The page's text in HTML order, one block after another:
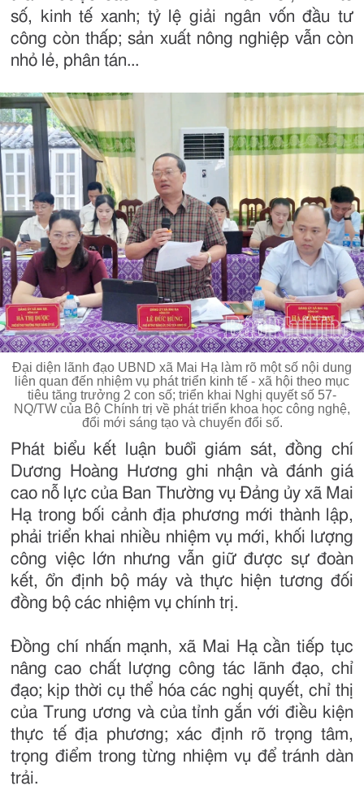
số, kinh tế xanh; tỷ lệ giải ngân vốn đầu tư
công còn thấp; sản xuất nông nghiệp vẫn còn
nhỏ lẻ, phân tán...
Đại diện lãnh đạo UBND xã Mai Hạ làm rõ một số nội dung
liên quan đến nhiệm vụ phát triển kinh tế - xã hội theo mục
tiêu tăng trưởng 2 con số; triển khai Nghị quyết số 57-
NQ/TW của Bộ Chính trị về phát triển khoa học công nghệ,
đổi mới sáng tạo và chuyển đổi số.
Phát biểu kết luận buổi giám sát, đồng chí
Dương Hoàng Hương ghi nhận và đánh giá
cao nỗ lực của Ban Thường vụ Đảng ủy xã Mai
Hạ trong bối cảnh địa phương mới thành lập,
phải triển khai nhiều nhiệm vụ mới, khối lượng
công việc lớn nhưng vẫn giữ được sự đoàn
kết, ổn định bộ máy và thực hiện tương đối
đồng bộ các nhiệm vụ chính trị.
Đồng chí nhấn mạnh, xã Mai Hạ cần tiếp tục
nâng cao chất lượng công tác lãnh đạo, chỉ
đạo; kịp thời cụ thể hóa các nghị quyết, chỉ thị
của Trung ương và của tỉnh gắn với điều kiện
thực tế địa phương; xác định rõ trọng tâm,
trọng điểm trong từng nhiệm vụ để tránh dàn
trải.